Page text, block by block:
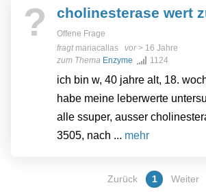
? cholinesterase wert
Offene Frage
fragt mariacallas vor> 16 Jahre
zum Thema Enzyme 1124
ich bin w, 40 jahre alt, 18.
habe meine leberwerte
alle ssuper, ausser
3505, nach ... mehr
Zurück 1 Weiter